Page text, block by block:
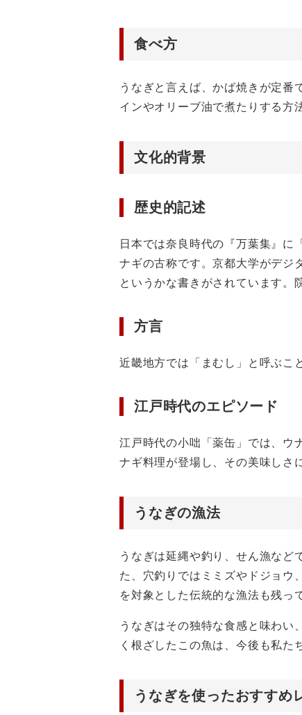
食べ方
うなぎと言えば、かば焼きが定番
インやオリーブ油で煮たりする方
文化的背景
歴史的記述
日本では奈良時代の『万葉集』に
ナギの古称です。京都大学がデジ
というかな書きがされています。
方言
近畿地方では「まむし」と呼ぶこ
江戸時代のエピソード
江戸時代の小咄「薬缶」では、ウ
ナギ料理が登場し、その美味しさ
うなぎの漁法
うなぎは延縄や釣り、せん漁など
た、穴釣りではミミズやドジョウ
を対象とした伝統的な漁法も残っ
うなぎはその独特な食感と味わい
く根ざしたこの魚は、今後も私た
うなぎを使ったおすすめ